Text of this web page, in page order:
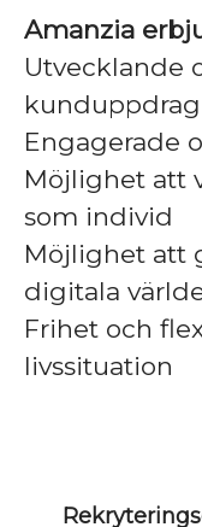
Amanzia
Utvecklande
kunduppdrag
Engagerade
Möjlighet att
som individ
Möjlighet att
digitala
Frihet och
livssituation